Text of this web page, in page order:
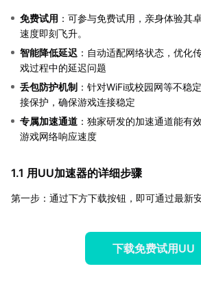
免费试用 ：可参与免费试用，亲身体验其
速度即刻飞升。
智能降低延迟 ：自动适配网络状态，优化
戏过程中的延迟问题
丢包防护机制 ：针对WiFi或校园网等不稳
接保护，确保游戏连接稳定
专属加速通道 ：独家研发的加速通道能有
游戏网络响应速度
1.1 用UU加速器的详细步骤
第一步：通过下方下载按钮，即可通过最新
下载免费试用UU